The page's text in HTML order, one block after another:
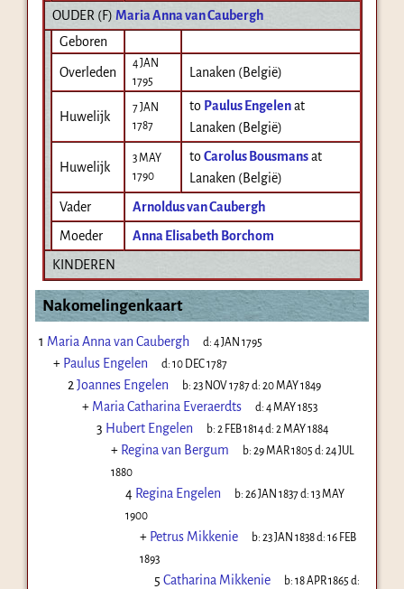
OUDER (F) Maria Anna van Caubergh
Geboren
Overleden
4 JAN
1795
Lanaken (België)
Huwelijk
7 JAN
1787
to Paulus Engelen at
Lanaken (België)
Huwelijk
3 MAY
1790
toCarolus Bousmans at
Lanaken (België)
Vader
Arnoldus van Caubergh
Moeder
Anna Elisabeth Borchom
KINDEREN
Nakomelingenkaart
1 Maria Anna van Caubergh d:4 JAN 1795
+ Paulus Engelen d:10 DEC 1787
2 Joannes Engelen b:23 NOV 1787d:20 MAY 1849
+ Maria Catharina Everaerdts d:4 MAY 1853
3 Hubert Engelen b:2 FEB 1814d:2 MAY 1884
+ Regina van Bergum b:29 MAR 1805 d:24 JUL
1880
4 Regina Engelen b:26 JAN 1837d:13 MAY
1900
+ Petrus Mikkenie b:23 JAN 1838d:16 FEB
1893
5 Catharina Mikkenie b:18 APR 1865 d: